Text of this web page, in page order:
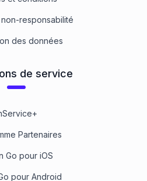
responsabilité
des données
de service
Partenaires
Go pour iOS
pour Android